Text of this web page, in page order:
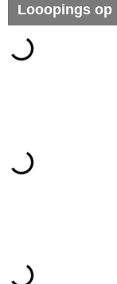
Looopings op